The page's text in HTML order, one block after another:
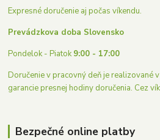
Expresné doručenie aj počas víkendu.
Prevádzkova doba Slovensko
Pondelok - Piatok9:00 - 17:00
Doručenie v pracovný deň je realizované
garancie presnej hodiny doručenia. Cez
Bezpečné online platby